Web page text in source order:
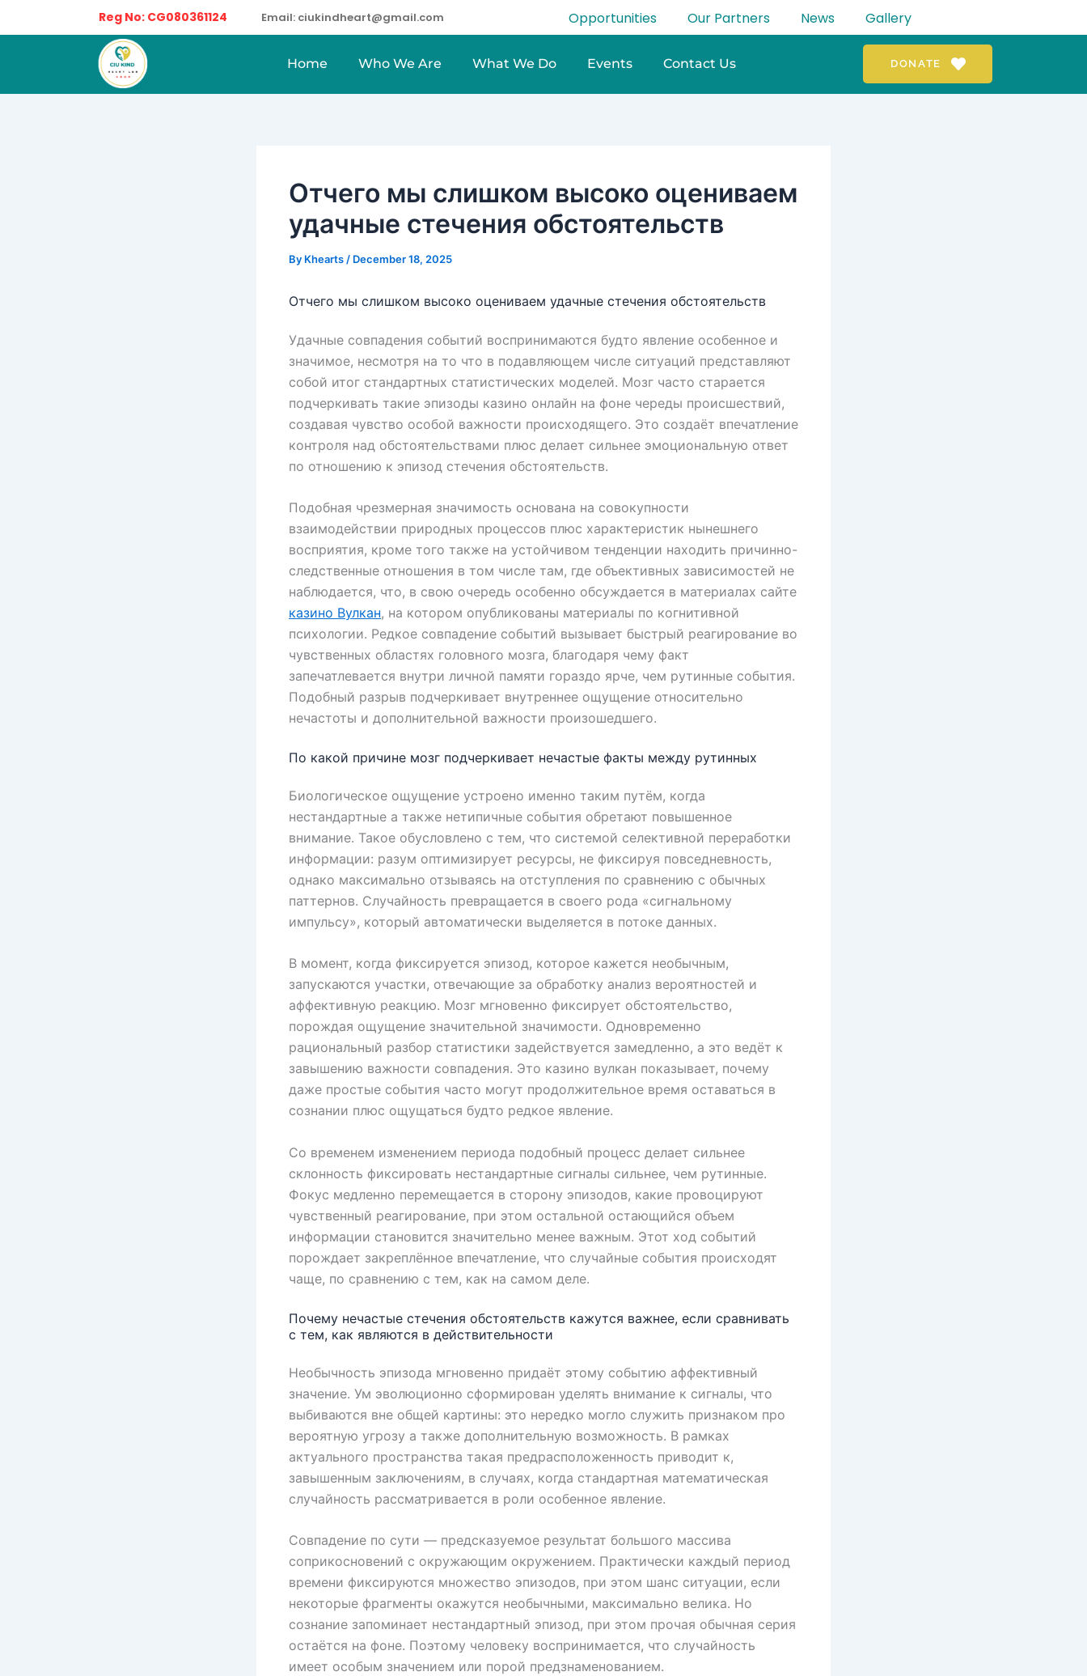
to
Reg No: CG080361124 Email: ciukindheart@gmail.com Opportunities Our Partners News Gallery
Home Who We Are What We Do Events Contact Us DONATE
Отчего мы слишком высоко оцениваем
удачные стечения обстоятельств
By Khearts / December 18, 2025
Отчего мы слишком высоко оцениваем удачные стечения обстоятельств
Удачные совпадения событий воспринимаются будто явление особенное и
значимое, несмотря на то что в подавляющем числе ситуаций представляют
собой итог стандартных статистических моделей. Мозг часто старается
подчеркивать такие эпизоды казино онлайн на фоне череды происшествий,
создавая чувство особой важности происходящего. Это создаёт впечатление
контроля над обстоятельствами плюс делает сильнее эмоциональную ответ
по отношению к эпизод стечения обстоятельств.
Подобная чрезмерная значимость основана на совокупности
взаимодействии природных процессов плюс характеристик нынешнего
восприятия, кроме того также на устойчивом тенденции находить причинно-
следственные отношения в том числе там, где объективных зависимостей не
наблюдается, что, в свою очередь особенно обсуждается в материалах сайте
казино Вулкан, на котором опубликованы материалы по когнитивной
психологии. Редкое совпадение событий вызывает быстрый реагирование во
чувственных областях головного мозга, благодаря чему факт
запечатлевается внутри личной памяти гораздо ярче, чем рутинные события.
Подобный разрыв подчеркивает внутреннее ощущение относительно
нечастоты и дополнительной важности произошедшего.
По какой причине мозг подчеркивает нечастые факты между рутинных
Биологическое ощущение устроено именно таким путём, когда
нестандартные а также нетипичные события обретают повышенное
внимание. Такое обусловлено c тем, что системой селективной переработки
информации: разум оптимизирует ресурсы, не фиксируя повседневность,
однако максимально отзываясь на отступления по сравнению с обычных
паттернов. Случайность превращается в своего рода «сигнальному
импульсу», который автоматически выделяется в потоке данных.
В момент, когда фиксируется эпизод, которое кажется необычным,
запускаются участки, отвечающие за обработку анализ вероятностей и
аффективную реакцию. Мозг мгновенно фиксирует обстоятельство,
порождая ощущение значительной значимости. Одновременно
рациональный разбор статистики задействуется замедленно, а это ведёт к
завышению важности совпадения. Это казино вулкан показывает, почему
даже простые события часто могут продолжительное время оставаться в
сознании плюс ощущаться будто редкое явление.
Со временем изменением периода подобный процесс делает сильнее
склонность фиксировать нестандартные сигналы сильнее, чем рутинные.
Фокус медленно перемещается в сторону эпизодов, какие провоцируют
чувственный реагирование, при этом остальной остающийся объем
информации становится значительно менее важным. Этот ход событий
порождает закреплённое впечатление, что случайные события происходят
чаще, по сравнению с тем, как на самом деле.
Почему нечастые стечения обстоятельств кажутся важнее, если сравнивать
с тем, как являются в действительности
Необычность эпизода мгновенно придаёт этому событию аффективный
значение. Ум эволюционно сформирован уделять внимание к сигналы, что
выбиваются вне общей картины: это нередко могло служить признаком про
вероятную угрозу а также дополнительную возможность. В рамках
актуального пространства такая предрасположенность приводит к,
завышенным заключениям, в случаях, когда стандартная математическая
случайность рассматривается в роли особенное явление.
Совпадение по сути — предсказуемое результат большого массива
соприкосновений c окружающим окружением. Практически каждый период
времени фиксируются множество эпизодов, при этом шанс ситуации, если
некоторые фрагменты окажутся необычными, максимально велика. Но
сознание запоминает нестандартный эпизод, при этом прочая обычная серия
остаётся на фоне. Поэтому человеку воспринимается, что случайность
имеет особым значением или порой предзнаменованием.